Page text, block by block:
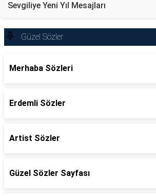
Sevgiliye Yeni Yıl Mesajları
Güzel Sözler
Merhaba Sözleri
Erdemli Sözler
Artist Sözler
Güzel Sözler Sayfası